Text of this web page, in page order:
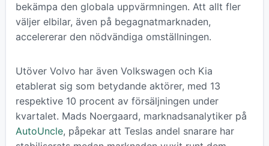
bekämpa den globala uppvärmningen. Att allt fler
väljer elbilar, även på begagnatmarknaden,
accelererar den nödvändiga omställningen.
Utöver Volvo har även Volkswagen och Kia
etablerat sig som betydande aktörer, med 13
respektive 10 procent av försäljningen under
kvartalet. Mads Noergaard, marknadsanalytiker på
AutoUncle, påpekar att Teslas andel snarare har